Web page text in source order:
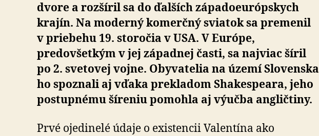
dvore a rozšíril sa do ďalších západoeurópskych
krajín. Na moderný komerčný sviatok sa premenil
v priebehu 19. storočia v USA. V Európe,
predovšetkým v jej západnej časti, sa najviac šíril
po 2. svetovej vojne. Obyvatelia na území Slovenska
ho spoznali aj vďaka prekladom Shakespeara, jeho
postupnému šíreniu pomohla aj výučba angličtiny.
Prvé ojedinelé údaje o existencii Valentína ako